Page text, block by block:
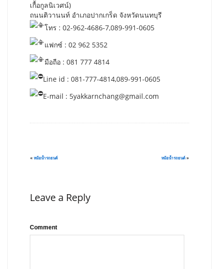
เกื้อกูลนิเวศน์)
ถนนติวานนท์ อำเภอปากเกร็ด จังหวัดนนทบุรี
โทร : 02-962-4686-7,089-991-0605
แฟกซ์ : 02 962 5352
มือถือ : 081 777 4814
Line id : 081-777-4814,089-991-0605
E-mail : 5yakkarnchang@gmail.com
« หม้อน้ำรถยนต์ หม้อน้ำรถยนต์ »
Leave a Reply
Comment